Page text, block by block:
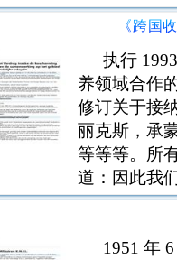
和科索沃共
沃搬迁地的
《跨国
执行
养领域合作
修订关于接
丽克斯，承
等等等。所
道：因此我
《关于保护
1951 年